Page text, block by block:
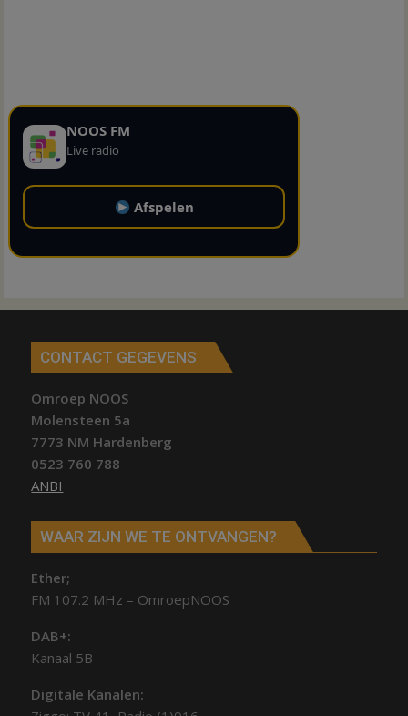
NOOS FM
Live radio
Afspelen
CONTACT GEGEVENS
Omroep NOOS
Molensteen 5a
7773 NM Hardenberg
0523 760 788
ANBI
WAAR ZIJN WE TE ONTVANGEN?
Ether;
FM 107.2 MHz – OmroepNOOS
DAB+:
Kanaal 5B
Digitale Kanalen: